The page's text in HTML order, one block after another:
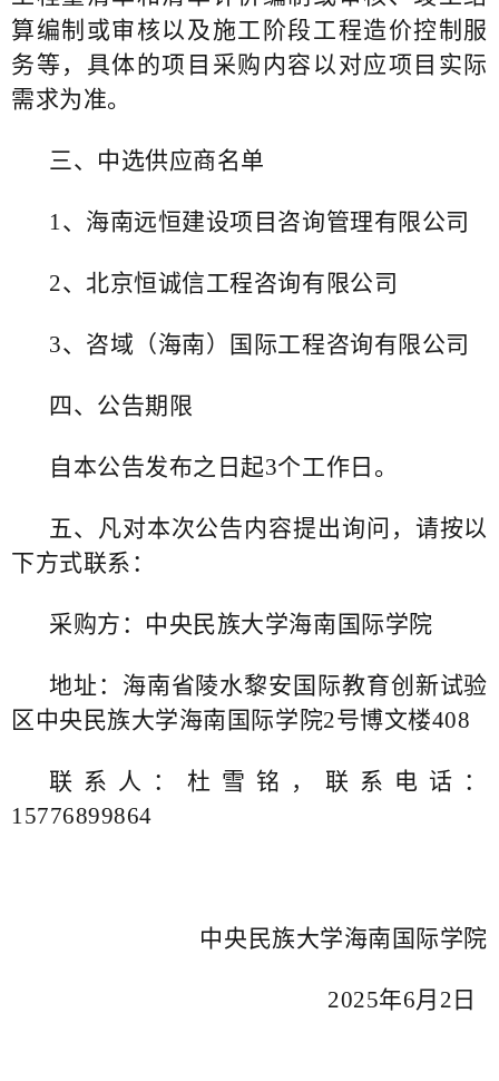
算编制或审核以及施工阶段工程造价控制服
务等，具体的项目采购内容以对应项目实际
需求为准。
三、中选供应商名单
1、海南远恒建设项目咨询管理有限公司
2、北京恒诚信工程咨询有限公司
3、咨域（海南）国际工程咨询有限公司
四、公告期限
自本公告发布之日起3个工作日。
五、凡对本次公告内容提出询问，请按以
下方式联系：
采购方：中央民族大学海南国际学院
地址：海南省陵水黎安国际教育创新试验
区中央民族大学海南国际学院2号博文楼408
联系人：杜雪铭，联系电话：
15776899864
中央民族大学海南国际学院
2025年6月2日